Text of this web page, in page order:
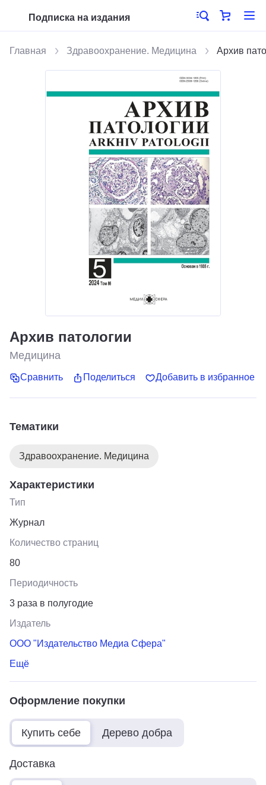
Подписка на издания
Главная Здравоохранение. Медицина Архив
Архив патологии
Медицина
Сравнить Поделиться Добавить в избранное
Тематики
Здравоохранение. Медицина
Характеристики
Тип
Журнал
Количество страниц
80
Периодичность
3 раза в полугодие
Издатель
ООО "Издательство Медиа Сфера"
Ещё
Оформление покупки
Купить себе Дерево добра
Доставка